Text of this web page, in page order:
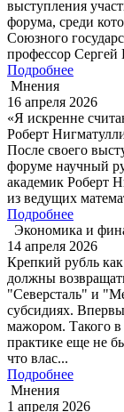
выступления
форума, среди
Союзного
профессор Сергей
Подробнее
Мнения
16 апреля 2026
«Я искренне
Роберт
После своего
форуме научный
академик Роберт
из ведущих
Подробнее
Экономика и
14 апреля 2026
Крепкий рубль
должны
"Северсталь" и
субсидиях.
мажором. Такого в
практике еще не
что влас...
Подробнее
Мнения
1 апреля 2026